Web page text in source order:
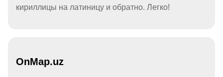
кириллицы на латиницу и обратно. Легко!
OnMap.uz